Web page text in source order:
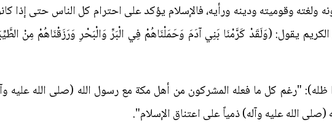
ولغته وقوميته ودينه ورأيه، فالإسلام يؤكد على احترام كل الناس حتى إذا
يقول: (وَلَقَدْ كَرَّمْنَا بَنِي آدَمَ وَحَمَلْنَاهُمْ فِي الْبَرِّ وَالْبَحْرِ وَرَزَقْنَاهُمْ مِنْ
ظله): "رغم كل ما فعله المشركون من أهل مكة مع رسول الله (صلى الله عليه
الله عليه وآله) ذمياً على اعتناق الإسلام".